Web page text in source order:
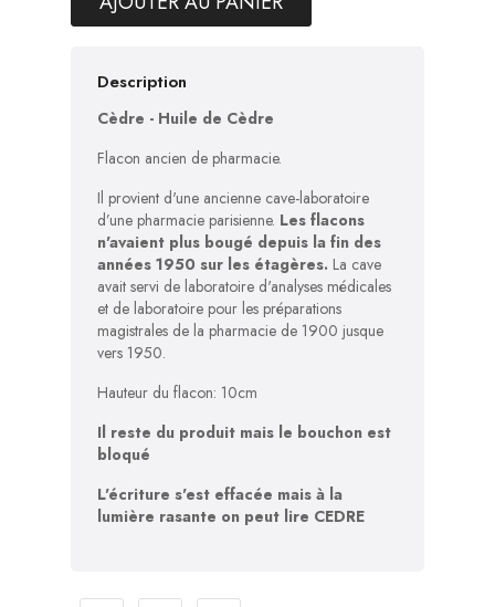
Description
Cèdre - Huile de Cèdre
Flacon ancien de pharmacie.
Il provient d'une ancienne cave-laboratoire
d’une pharmacie parisienne. Les flacons
n'avaient plus bougé depuis la fin des
années 1950 sur les étagères. La cave
avait servi de laboratoire d'analyses médicales
et de laboratoire pour les préparations
magistrales de la pharmacie de 1900 jusque
vers 1950.
Hauteur du flacon: 10cm
Il reste du produit mais le bouchon est
bloqué
L'écriture s'est effacée mais à la
lumière rasante on peut lire CEDRE